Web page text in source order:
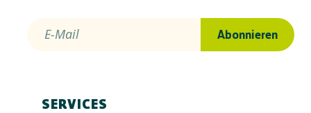
E-Mail Abonnieren
SERVICES